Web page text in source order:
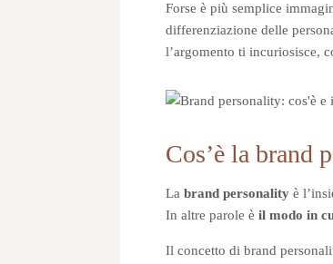
Forse è più semplice
differenziazione delle
l’argomento ti incuriosisce,
Cos’è la brand
La brand personality è
In altre parole è il modo in
Il concetto di brand